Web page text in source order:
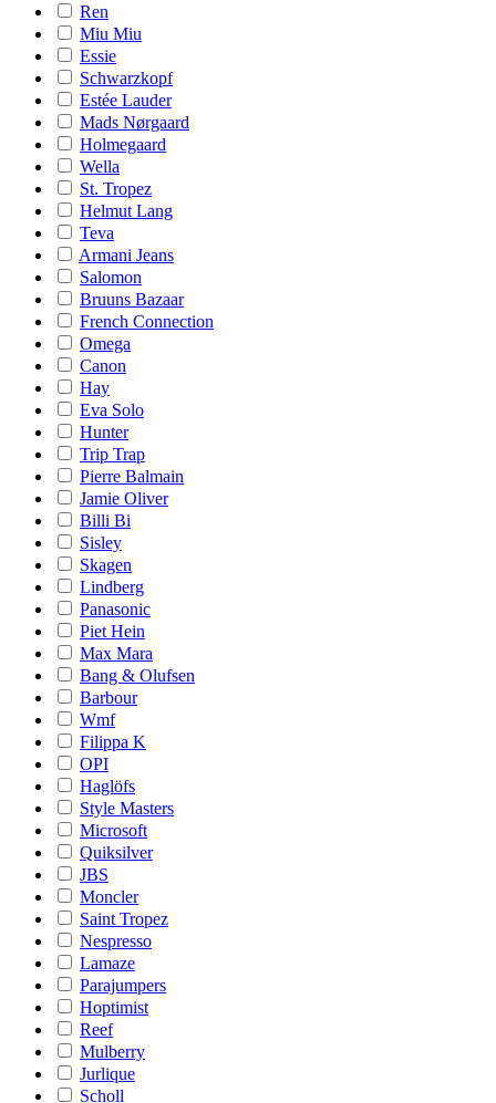
Ren
Miu Miu
Essie
Schwarzkopf
Estée Lauder
Mads Nørgaard
Holmegaard
Wella
St. Tropez
Helmut Lang
Teva
Armani Jeans
Salomon
Bruuns Bazaar
French Connection
Omega
Canon
Hay
Eva Solo
Hunter
Trip Trap
Pierre Balmain
Jamie Oliver
Billi Bi
Sisley
Skagen
Lindberg
Panasonic
Piet Hein
Max Mara
Bang & Olufsen
Barbour
Wmf
Filippa K
OPI
Haglöfs
Style Masters
Microsoft
Quiksilver
JBS
Moncler
Saint Tropez
Nespresso
Lamaze
Parajumpers
Hoptimist
Reef
Mulberry
Jurlique
Scholl